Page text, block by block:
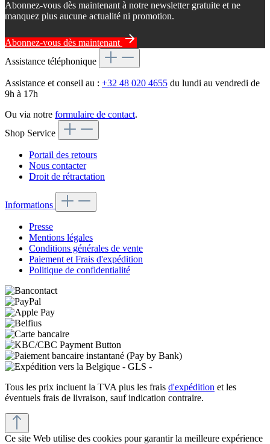
Abonnez-vous dès maintenant à notre newsletter gratuite et ne
manquez plus aucune actualité ni promotion.
Abonnez-vous dès maintenant
Assistance téléphonique
Assistance et conseil au : +32 48 020 4655 du lundi au vendredi de
9h à 17h
Ou via notre formulaire de contact.
Shop Service
Portail des retours
Nous contacter
Droit de rétractation
Informations
Presse
Mentions légales
Conditions générales de vente
Paiement et Frais d'expédition
Politique de confidentialité
Tous les prix incluent la TVA plus les frais d'expédition et les
éventuels frais de livraison, sauf indication contraire.
Ce site Web utilise des cookies pour garantir la meilleure expérience